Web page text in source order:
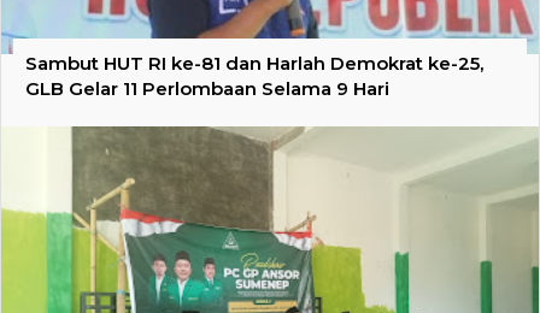
Sambut HUT RI ke-81 dan Harlah Demokrat ke-25,
GLB Gelar 11 Perlombaan Selama 9 Hari